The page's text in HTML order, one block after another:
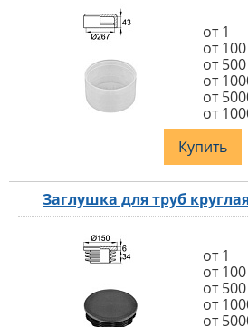
от 1
от 100
от 500
от
от
от
Купить
Заглушка для труб
от 1
от 100
от 500
от
от